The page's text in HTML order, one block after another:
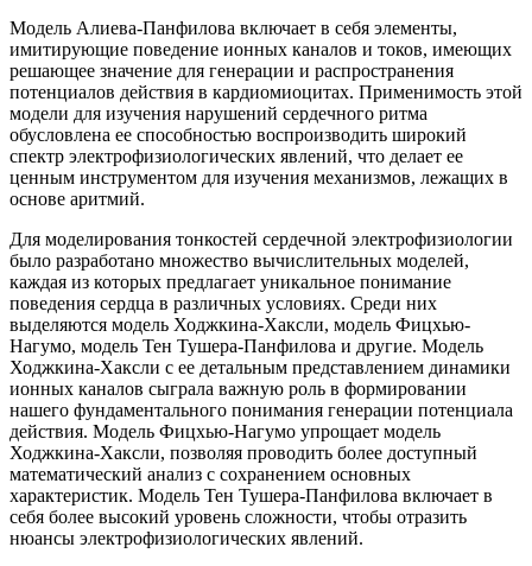
Модель Алиева-Панфилова включает в себя элементы,
имитирующие поведение ионных каналов и токов, имеющих
решающее значение для генерации и распространения
потенциалов действия в кардиомиоцитах. Применимость этой
модели для изучения нарушений сердечного ритма
обусловлена ее способностью воспроизводить широкий
спектр электрофизиологических явлений, что делает ее
ценным инструментом для изучения механизмов, лежащих в
основе аритмий.
Для моделирования тонкостей сердечной электрофизиологии
было разработано множество вычислительных моделей,
каждая из которых предлагает уникальное понимание
поведения сердца в различных условиях. Среди них
выделяются модель Ходжкина-Хаксли, модель Фицхью-
Нагумо, модель Тен Тушера-Панфилова и другие. Модель
Ходжкина-Хаксли с ее детальным представлением динамики
ионных каналов сыграла важную роль в формировании
нашего фундаментального понимания генерации потенциала
действия. Модель Фицхью-Нагумо упрощает модель
Ходжкина-Хаксли, позволяя проводить более доступный
математический анализ с сохранением основных
характеристик. Модель Тен Тушера-Панфилова включает в
себя более высокий уровень сложности, чтобы отразить
нюансы электрофизиологических явлений.